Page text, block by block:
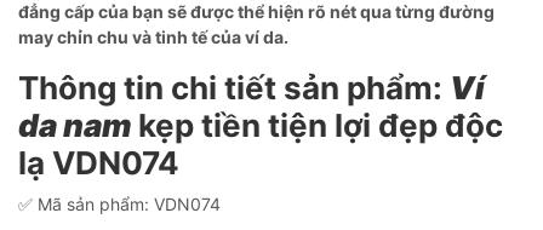
đẳng cấp của bạn sẽ được thể hiện rõ nét qua từng đường
may chỉn chu và tinh tế của ví da.
Thông tin chi tiết sản phẩm: Ví
da nam kẹp tiền tiện lợi đẹp độc
lạ VDN074
✅ Mã sản phẩm: VDN074